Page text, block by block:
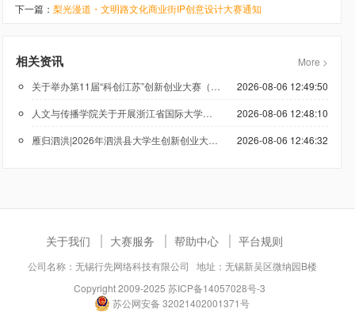
下一篇： 梨光漫道・文明路文化商业街IP创意设计大赛通知
相关资讯
More >
关于举办第11届“科创江苏”创新创业大赛（低空经济领域）的通知
2026-08-06 12:49:50
人文与传播学院关于开展浙江省国际大学生创新大赛（2026）参赛报名工作的通知
2026-08-06 12:48:10
雁归泗洪|2026年泗洪县大学生创新创业大赛正在报名
2026-08-06 12:46:32
关于我们 大赛服务 帮助中心 平台规则
公司名称：无锡行先网络科技有限公司 地址：无锡新吴区微纳园B楼
Copyright 2009-2025 苏ICP备14057028号-3
苏公网安备 32021402001371号